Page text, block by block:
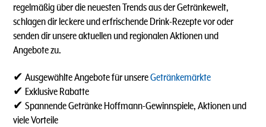
regelmäßig über die neuesten Trends aus der Getränkewelt,
schlagen dir leckere und erfrischende Drink-Rezepte vor oder
senden dir unsere aktuellen und regionalen Aktionen und
Angebote zu.
✔ Ausgewählte Angebote für unsereGetränkemärkte
✔ Exklusive Rabatte
✔ Spannende Getränke Hoffmann-Gewinnspiele, Aktionen und
viele Vorteile